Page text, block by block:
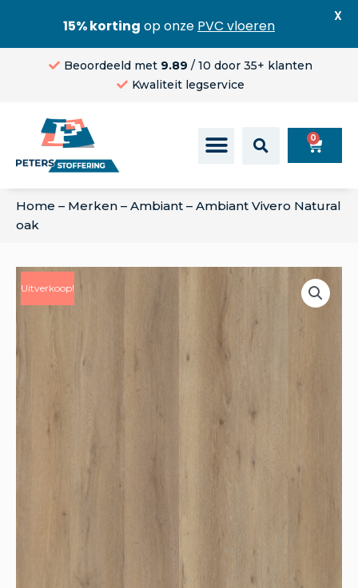
Beoordeeld met 9.89 / 10 door 35+ klanten
Kwaliteit legservice
0
Home – Merken – Ambiant – Ambiant Vivero Natural
oak
Uitverkoop!
15% korting op onze PVC vloeren
X